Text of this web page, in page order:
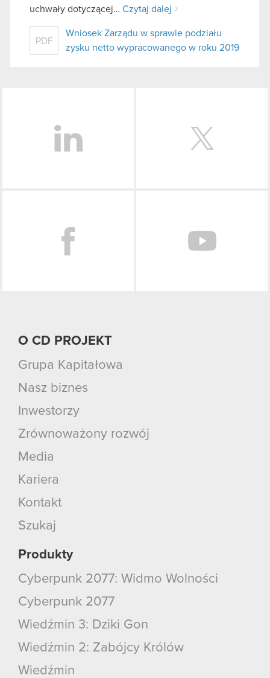
uchwały dotyczącej… Czytaj dalej
PDF
Wniosek Zarządu w sprawie podziału
zysku netto wypracowanego w roku 2019
O CD PROJEKT
Grupa Kapitałowa
Nasz biznes
Inwestorzy
Zrównoważony rozwój
Media
Kariera
Kontakt
Szukaj
Produkty
Cyberpunk 2077: Widmo Wolności
Cyberpunk 2077
Wiedźmin 3: Dziki Gon
Wiedźmin 2: Zabójcy Królów
Wiedźmin